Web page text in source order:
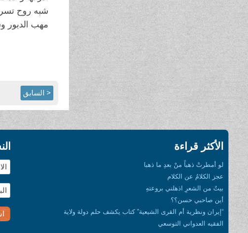
شبه روح
مهب الدبور
< السابق
الأكثر قراءة
لو أمطرتْ ذهباً منْ بعدِ ما ذهبا
عجز الكلامُ عن الكلام
بيتٌ من الشعرِ اذهلني بروعتهِ
أين صاحبي حسن؟؟
“إيران ونظرية أم القرى الشيعية” كتاب يكشف حلم دولة ولاية
الفقيه العدواني التوسعي